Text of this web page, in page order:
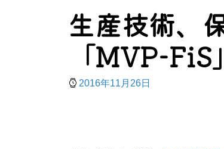
生産技術、
「MVP-
2016年11月26日